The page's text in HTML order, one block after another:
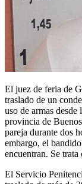
El juez de feria de
traslado de un
uso de armas
provincia de
pareja durante dos
embargo, el
encuentran. Se
El Servicio